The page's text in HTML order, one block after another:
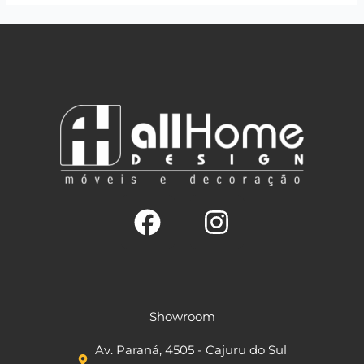
c
e
t
Showroom
Av. Paraná, 4505 - Cajuru do Sul